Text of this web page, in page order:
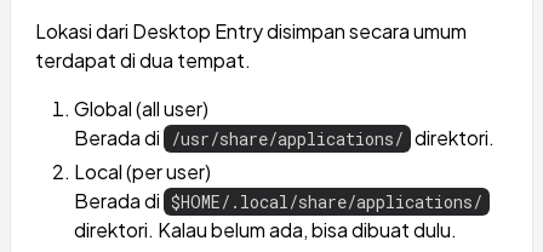
Lokasi dari Desktop Entry disimpan secara umum
terdapat di dua tempat.
Global (all user)
Berada di
/usr/share/applications/ direktori.
Local (per user)
Berada di $HOME/.local/share/applications/
direktori. Kalau belum ada, bisa dibuat dulu.